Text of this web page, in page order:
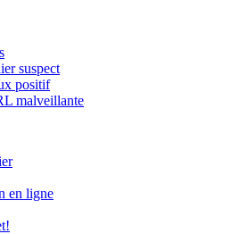
suspect
positif
malveillante
en ligne